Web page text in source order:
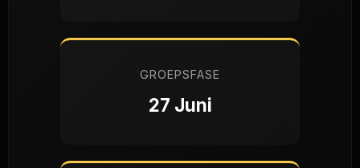
GROEPSFASE
27 Juni